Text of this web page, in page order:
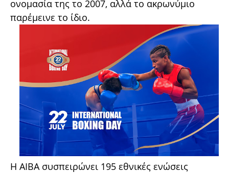
ονομασία της το 2007, αλλά το ακρωνύμιο
παρέμεινε το ίδιο.
Η AIBA συσπειρώνει 195 εθνικές ενώσεις